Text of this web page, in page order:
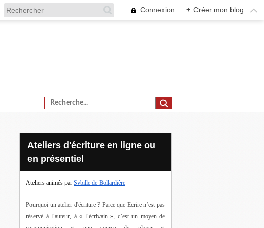
Connexion + Créer mon blog
Ateliers d'écriture en ligne ou
en présentiel
Ateliers animés par Sybille de Bollardière
Pourquoi un atelier d'écriture ? Parce que Ecrire n’est pas
réservé à l’auteur, à « l’écrivain », c’est un moyen de